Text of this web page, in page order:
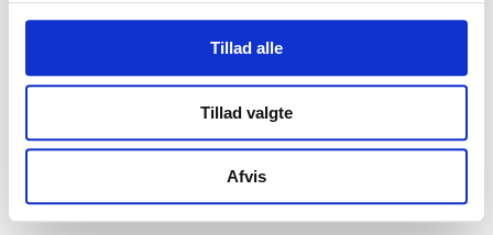
Tillad alle
Tillad valgte
Afvis
Telefonnummer
E-mail *